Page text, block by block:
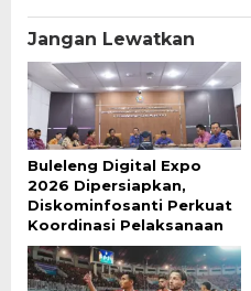
Jangan Lewatkan
Buleleng Digital Expo
2026 Dipersiapkan,
Diskominfosanti Perkuat
Koordinasi Pelaksanaan